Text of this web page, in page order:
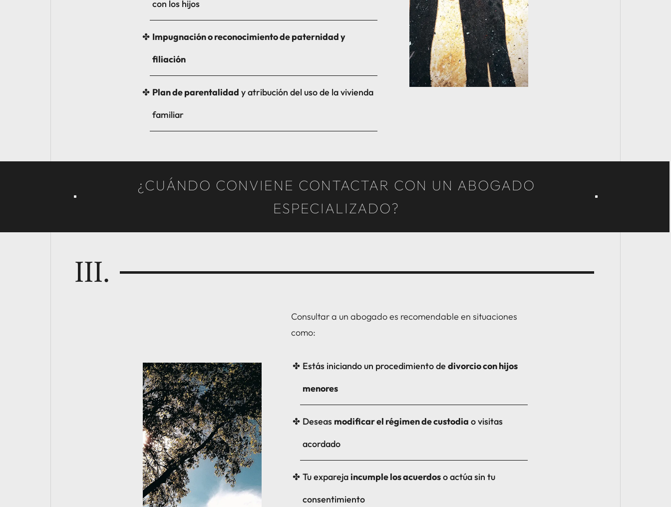
con los hijos
Impugnación o reconocimiento de paternidad y
filiación
Plan de parentalidad y atribución del uso de la vivienda
familiar
¿CUÁNDO CONVIENE CONTACTAR CON UN ABOGADO
ESPECIALIZADO?
III.
Consultar a un abogado es recomendable en situaciones
como:
Estás iniciando un procedimiento dedivorcio con hijos
menores
Deseas modificar el régimen de custodia o visitas
acordado
Tu expareja incumple los acuerdoso actúa sin tu
consentimiento